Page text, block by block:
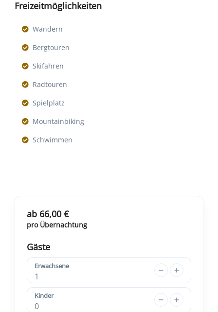
Freizeitmöglichkeiten
Wandern
Bergtouren
Skifahren
Radtouren
Spielplatz
Mountainbiking
Schwimmen
ab 66,00 €
pro Übernachtung
Gäste
Erwachsene
1
Kinder
0